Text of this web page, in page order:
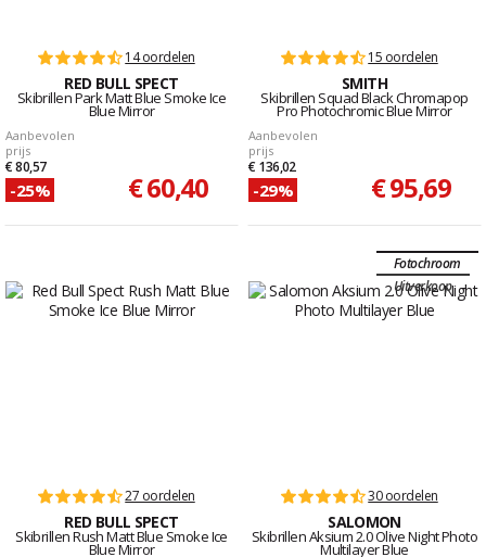
14 oordelen
RED BULL SPECT
Skibrillen Park Matt Blue Smoke Ice
Blue Mirror
Aanbevolen
prijs
€ 80,57
-25% € 60,40
15 oordelen
SMITH
Skibrillen Squad Black Chromapop
Pro Photochromic Blue Mirror
Aanbevolen
prijs
€ 136,02
-29% € 95,69
27 oordelen
RED BULL SPECT
Skibrillen Rush Matt Blue Smoke Ice
Blue Mirror
Fotochroom
Uitverkoop
30 oordelen
SALOMON
Skibrillen Aksium 2.0 Olive Night Photo
Multilayer Blue